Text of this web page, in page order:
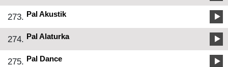
273. Pal Akustik
274. Pal Alaturka
275. Pal Dance